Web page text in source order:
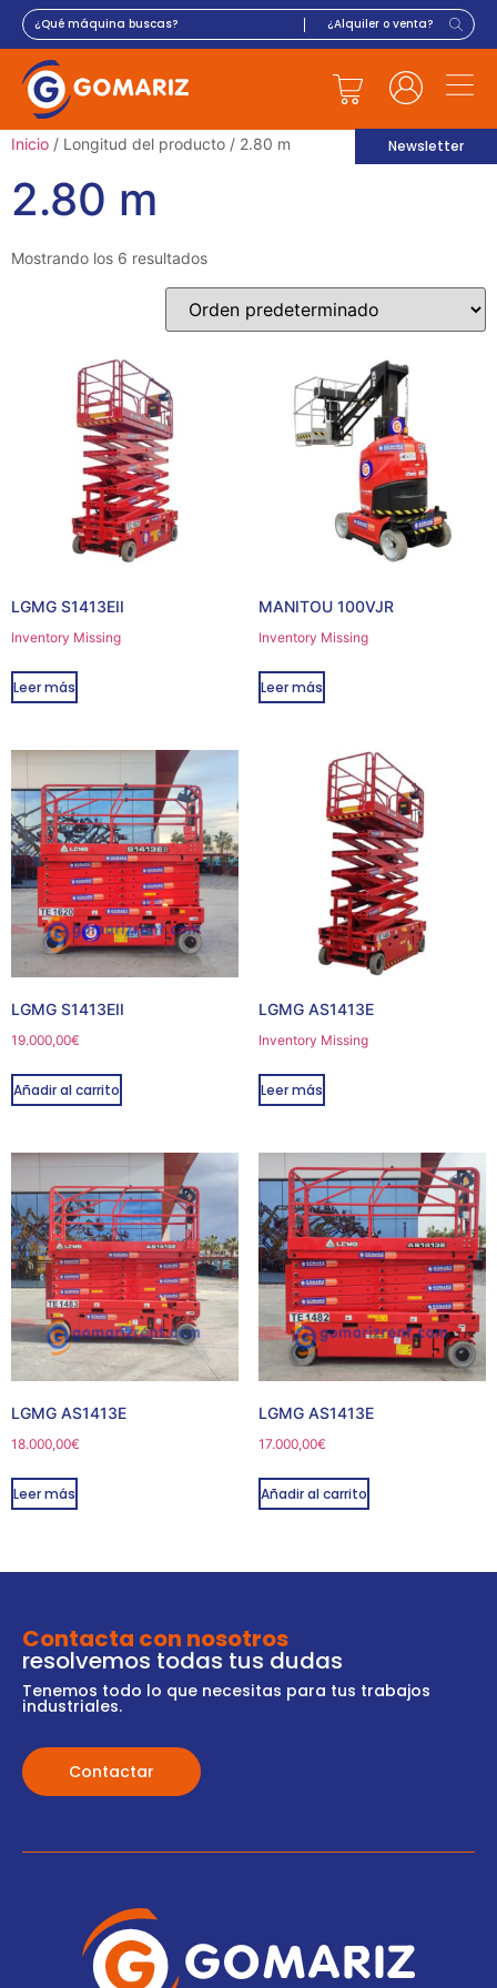
Newsletter
Inicio / Longitud del producto / 2.80 m
2.80 m
Mostrando los 6 resultados
LGMG S1413EII
Inventory Missing
Leer más
MANITOU 100VJR
Inventory Missing
Leer más
LGMG S1413EII
19.000,00€
Añadir al carrito
LGMG AS1413E
Inventory Missing
Leer más
LGMG AS1413E
18.000,00€
Leer más
LGMG AS1413E
17.000,00€
Añadir al carrito
Contacta con nosotros
resolvemos todas tus dudas
Tenemos todo lo que necesitas para tus trabajos
industriales.
Contactar